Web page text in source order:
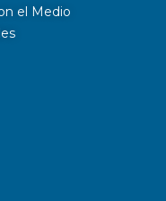
el Medio